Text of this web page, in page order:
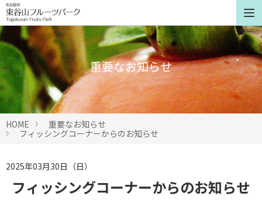
重要なお知らせ
HOME
重要なお知らせ
フィッシングコーナーからのお知らせ
2025年03月30日（日）
フィッシングコーナーからのお知らせ